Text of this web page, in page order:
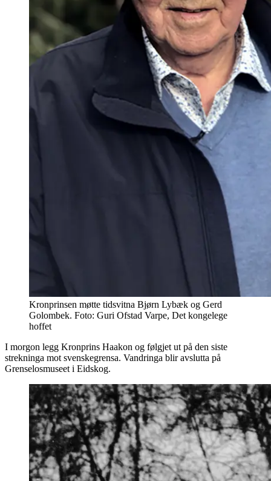
Kronprinsen møtte tidsvitna Bjørn Lybæk og Gerd
Golombek. Foto: Guri Ofstad Varpe, Det kongelege
hoffet
I morgon legg Kronprins Haakon og følgjet ut på den siste
strekninga mot svenskegrensa. Vandringa blir avslutta på
Grenselosmuseet i Eidskog.